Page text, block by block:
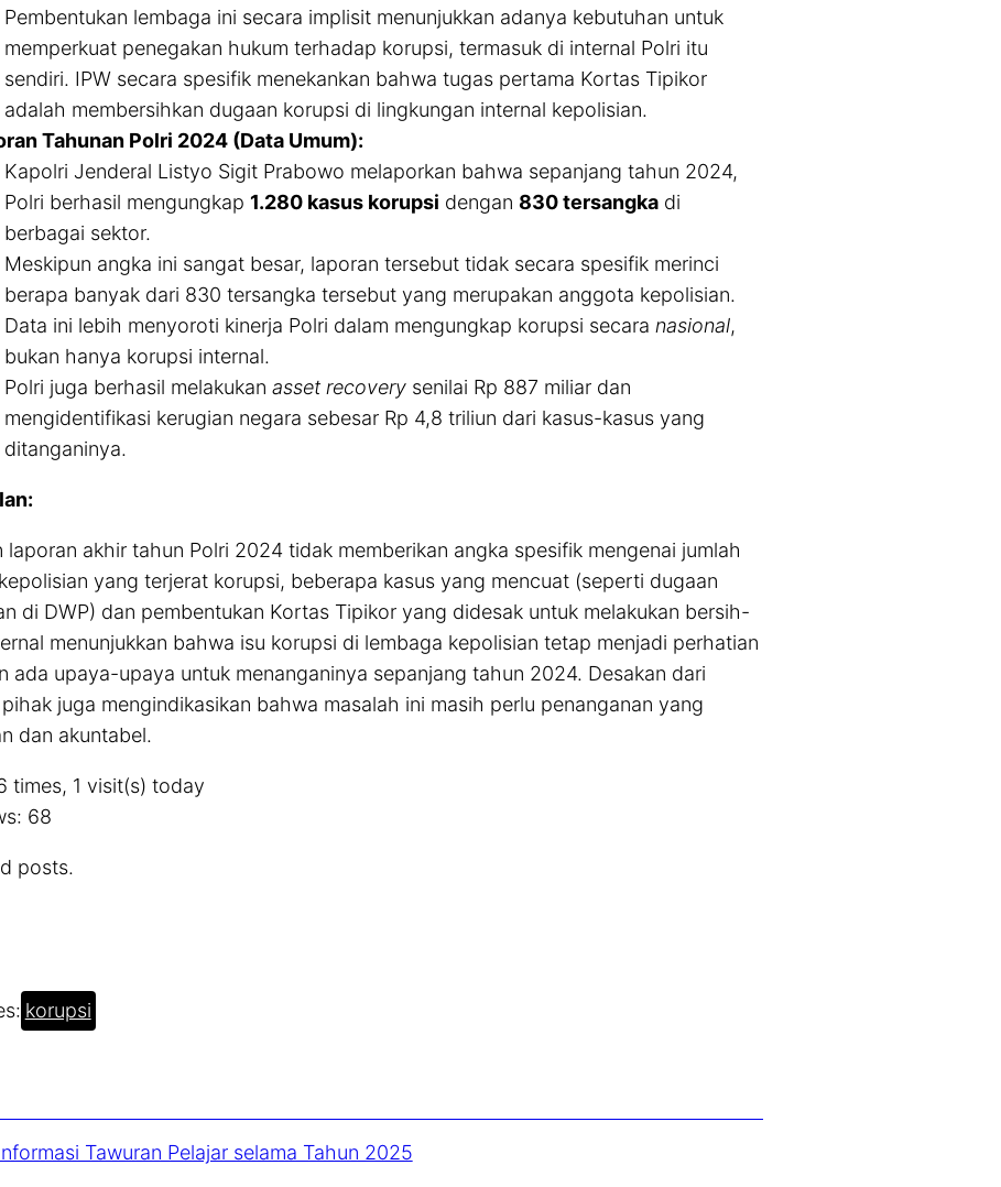
Pembentukan lembaga ini secara implisit menunjukkan adanya kebutuhan untuk
memperkuat penegakan hukum terhadap korupsi, termasuk di internal Polri itu
sendiri. IPW secara spesifik menekankan bahwa tugas pertama Kortas Tipikor
adalah membersihkan dugaan korupsi di lingkungan internal kepolisian.
Tahunan Polri 2024 (Data Umum):
Kapolri Jenderal Listyo Sigit Prabowo melaporkan bahwa sepanjang tahun 2024,
Polri berhasil mengungkap 1.280 kasus korupsi dengan 830 tersangkadi
berbagai sektor.
Meskipun angka ini sangat besar, laporan tersebut tidak secara spesifik merinci
berapa banyak dari 830 tersangka tersebut yang merupakan anggota kepolisian.
Data ini lebih menyoroti kinerja Polri dalam mengungkap korupsi secara nasional,
bukan hanya korupsi internal.
Polri juga berhasil melakukan asset recoverysenilai Rp 887 miliar dan
mengidentifikasi kerugian negara sebesar Rp 4,8 triliun dari kasus-kasus yang
ditanganinya.
laporan akhir tahun Polri 2024 tidak memberikan angka spesifik mengenai jumlah
yang terjerat korupsi, beberapa kasus yang mencuat (seperti dugaan
di DWP) dan pembentukan Kortas Tipikor yang didesak untuk melakukan bersih-
menunjukkan bahwa isu korupsi di lembaga kepolisian tetap menjadi perhatian
ada upaya-upaya untuk menanganinya sepanjang tahun 2024. Desakan dari
juga mengindikasikan bahwa masalah ini masih perlu penanganan yang
dan akuntabel.
times, 1 visit(s) today
68
posts.
korupsi
Tawuran Pelajar selama Tahun 2025